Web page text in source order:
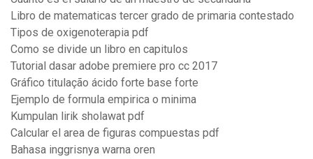
Libro de matematicas tercer grado de primaria contestado
Tipos de oxigenoterapia pdf
Como se divide un libro en capitulos
Tutorial dasar adobe premiere pro cc 2017
Gráfico titulação ácido forte base forte
Ejemplo de formula empirica o minima
Kumpulan lirik sholawat pdf
Calcular el area de figuras compuestas pdf
Bahasa inggrisnya warna oren